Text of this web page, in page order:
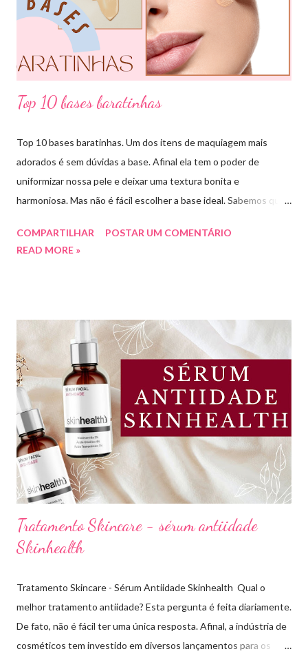
única cor ou a combinação de tom sobre tom (entre variação de
claro e escuro dessa mesma cor). COMBINAÇÃO ANÁLOGA:
Top 10 bases baratinhas
Top 10 bases baratinhas. Um dos itens de maquiagem mais
adorados é sem dúvidas a base. Afinal ela tem o poder de
uniformizar nossa pele e deixar uma textura bonita e
harmoniosa. Mas não é fácil escolher a base ideal. Sabemos que
hoje eu trouxe uma top lista com 10 bases nacionais com ótimo
Lima. Compartilhando dicas de produtos, resenhas, rotinas de
beleza, bem-estar e autoestima. TOP 10 BASES BARATINHAS
Escolher uma boa base para a maquiagem não é algo tão simples.
Afinal temos que avaliar para qual tipo de pele, tonalidade,
subtom, ativos (se for o caso) e ainda o preço. Neste vídeo do
meu canal mostrei como vocês podem comprar uma base sem
errar na cor. É um site que tem salvado minha vida,...
COMPARTILHAR
POSTAR UM COMENTÁRIO
READ MORE »
Tratamento Skincare - sérum antiidade
Skinhealth
Tratamento Skincare - Sérum Antiidade Skinhealth Qual o
melhor tratamento antiidade? Esta pergunta é feita diariamente.
De fato, não é fácil ter uma única resposta. Afinal, a indústria de
cosméticos tem investido em diversos lançamentos para os